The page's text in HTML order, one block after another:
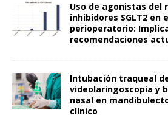
Uso de agonistas del
inhibidores SGLT2 en
perioperatorio:
recomendaciones
Intubación traqueal
videolaringoscopia y
nasal en
clínico